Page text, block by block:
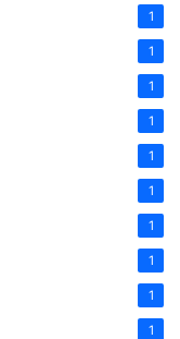
1
1
1
1
1
1
1
1
1
1